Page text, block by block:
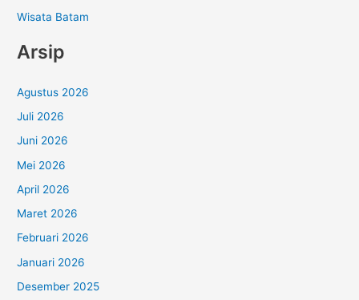
Wisata Batam
Arsip
Agustus 2026
Juli 2026
Juni 2026
Mei 2026
April 2026
Maret 2026
Februari 2026
Januari 2026
Desember 2025